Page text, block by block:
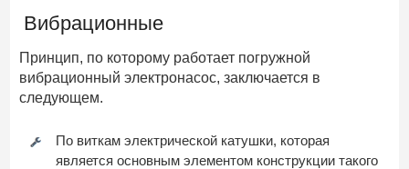
Вибрационные
Принцип, по которому работает погружной
вибрационный электронасос, заключается в
следующем.
По виткам электрической катушки, которая
является основным элементом конструкции такого